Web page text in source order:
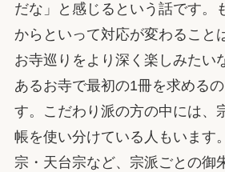
だな」と感じるという話です。
からといって対応が変わること
お寺巡りをより深く楽しみたい
あるお寺で最初の1冊を求める
す。こだわり派の方の中には、
帳を使い分けている人もいます
宗・天台宗など、宗派ごとの御